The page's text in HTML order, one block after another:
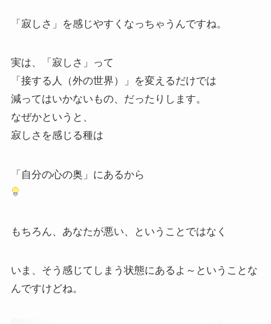
「寂しさ」を感じやすくなっちゃうんですね。
実は、「寂しさ」って
「接する人（外の世界）」を変えるだけでは
減ってはいかないもの、だったりします。
なぜかというと、
寂しさを感じる種は
「自分の心の奥」にあるから
もちろん、あなたが悪い、ということではなく
いま、そう感じてしまう状態にあるよ～ということな
んですけどね。